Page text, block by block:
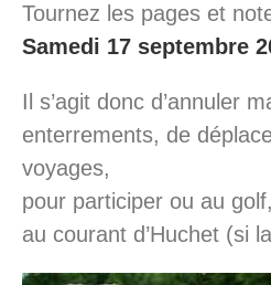
Tournez les pages et
Samedi 17 septembre
Il s’agit donc d’annuler
enterrements, de
voyages,
pour participer ou au
au courant d’Huchet (si